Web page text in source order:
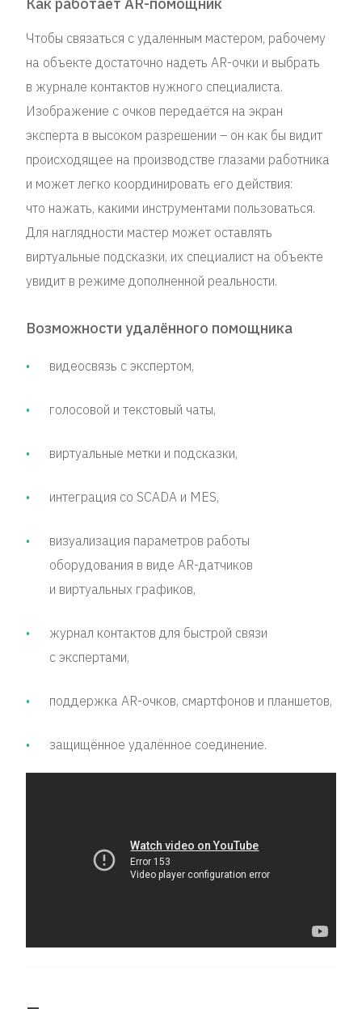
Чтобы связаться с удаленным мастером, рабочему
на объекте достаточно надеть AR-очки и выбрать
в журнале контактов нужного специалиста.
Изображение с очков передаётся на экран
эксперта в высоком разрешении – он как бы видит
происходящее на производстве глазами работника
и может легко координировать его действия:
что нажать, какими инструментами пользоваться.
Для наглядности мастер может оставлять
виртуальные подсказки, их специалист на объекте
увидит в режиме дополненной реальности.
Возможности удалённого помощника
видеосвязь с экспертом,
голосовой и текстовый чаты,
виртуальные метки и подсказки,
интеграция со SCADA и MES,
визуализация параметров работы
оборудования в виде AR-датчиков
и виртуальных графиков,
журнал контактов для быстрой связи
с экспертами,
поддержка AR-очков, смартфонов и планшетов,
защищённое удалённое соединение.